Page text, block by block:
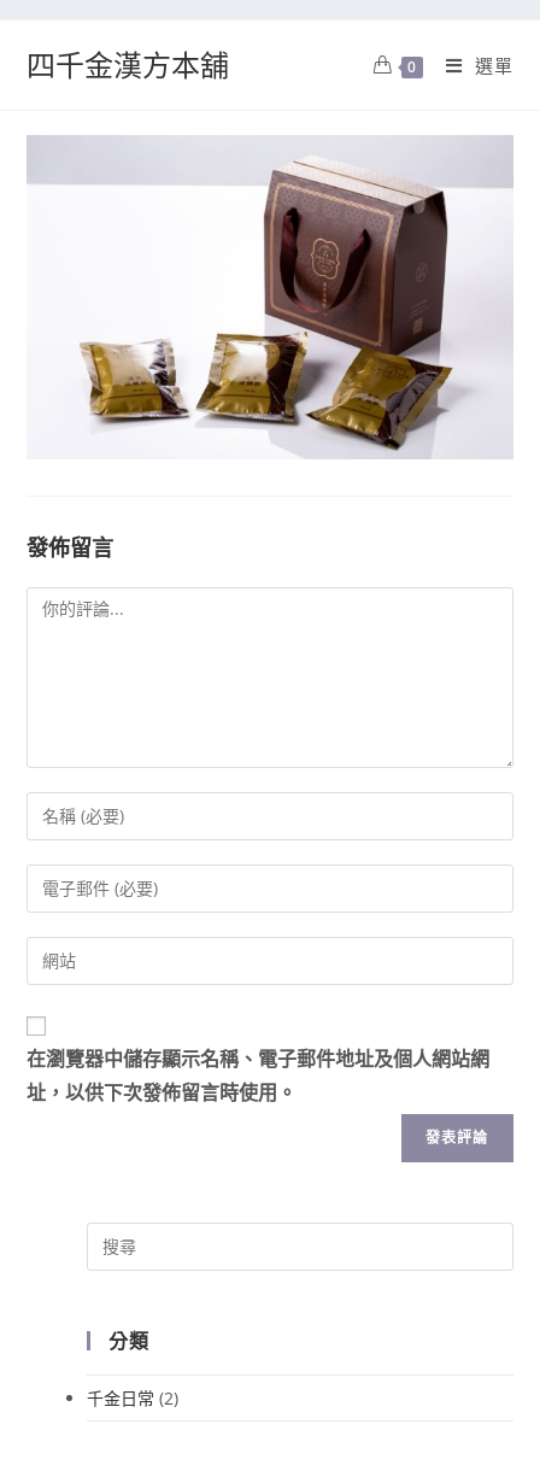
四千金漢方本舖 0 選單
發佈留言
在瀏覽器中儲存顯示名稱、電子郵件地址及個人網站網
址，以供下次發佈留言時使用。
分類
千金日常 (2)